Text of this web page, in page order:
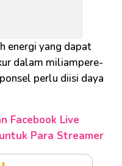
energi yang dapat
dalam miliampere-
perlu diisi daya
Facebook Live
Para Streamer